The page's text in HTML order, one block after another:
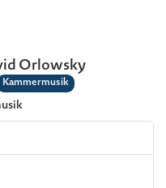
Orlowsky
Kammermusik